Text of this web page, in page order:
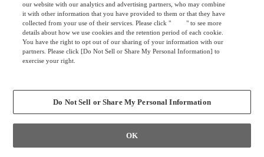
両面ホワイトボード
our website with our analytics and advertising partners, who may combine
it with other information that you have provided to them or that they have
collected from your use of their services. Please click "
here" to see more
details about how we use cookies and the retention period of each cookie.
You have the right to opt out of our sharing of your information with our
partners. Please click [Do Not Sell or Share My Personal Information] to
exercise your right.
Do Not Sell or Share My Personal Information
OK